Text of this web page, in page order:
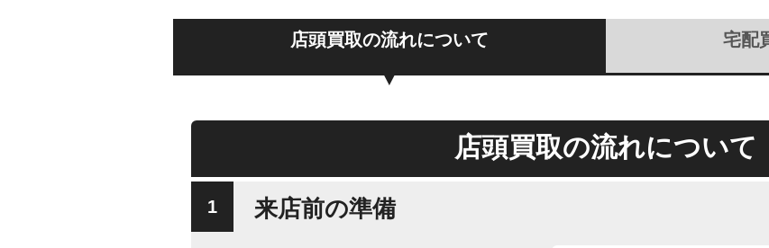
店頭買取の流れについて 宅配
店頭買取の流れについて
来店前の準備